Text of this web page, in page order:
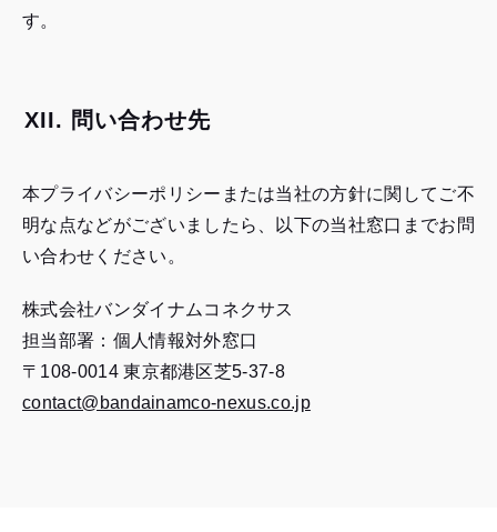
す。
XII. 問い合わせ先
本プライバシーポリシーまたは当社の方針に関してご不
明な点などがございましたら、以下の当社窓口までお問
い合わせください。
株式会社バンダイナムコネクサス
担当部署：個人情報対外窓口
〒108-0014 東京都港区芝5-37-8
contact@bandainamco-nexus.co.jp